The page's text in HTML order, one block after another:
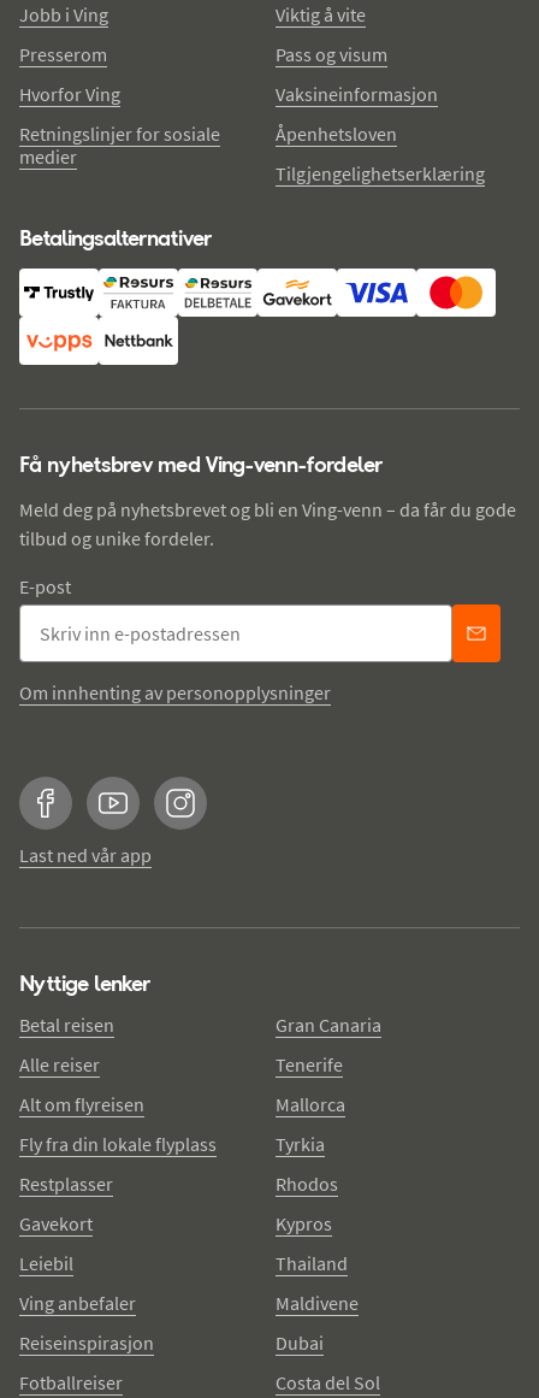
Jobb i Ving
Presserom
Hvorfor Ving
Retningslinjer for sosiale
medier
Viktig å vite
Pass og visum
Vaksineinformasjon
Åpenhetsloven
Tilgjengelighetserklæring
Betalingsalternativer
Få nyhetsbrev med Ving-venn-fordeler
Meld deg på nyhetsbrevet og bli en Ving-venn – da får du gode
tilbud og unike fordeler.
E-post
Om innhenting av personopplysninger
FacebookYouTubeInstagram
Last ned vår app
Nyttige lenker
Betal reisen
Alle reiser
Alt om flyreisen
Fly fra din lokale flyplass
Restplasser
Gavekort
Leiebil
Ving anbefaler
Reiseinspirasjon
Fotballreiser
Gran Canaria
Tenerife
Mallorca
Tyrkia
Rhodos
Kypros
Thailand
Maldivene
Dubai
Costa del Sol